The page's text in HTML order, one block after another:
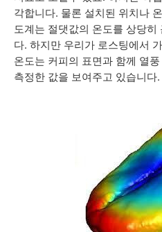
각합니다. 물론 설치된 위치나
도계는 절댓값의 온도를 상당
다. 하지만 우리가 로스팅에서
온도는 커피의 표면과 함께 열
측정한 값을 보여주고 있습니다.